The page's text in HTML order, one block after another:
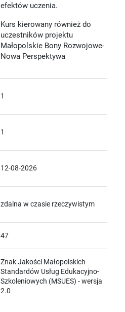
efektów uczenia.
Kurs kierowany również do
uczestników projektu
Małopolskie Bony Rozwojowe-
Nowa Perspektywa
1
1
12-08-2026
zdalna w czasie rzeczywistym
47
Znak Jakości Małopolskich
Standardów Usług Edukacyjno-
Szkoleniowych (MSUES) - wersja
2.0